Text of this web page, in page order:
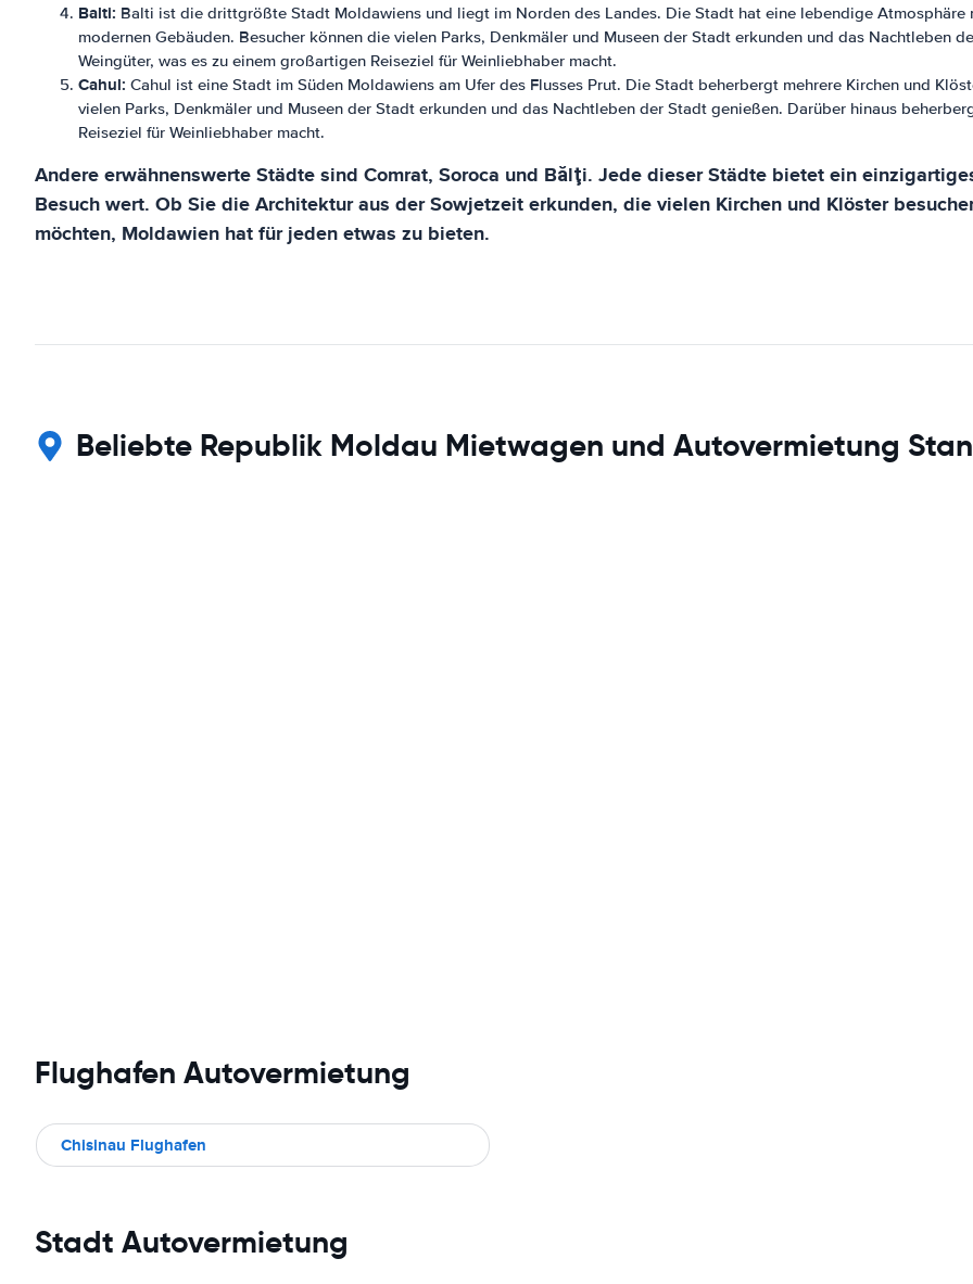
Balti: Balti ist die drittgrößte Stadt Moldawiens und liegt im Norden des Landes. Die Stadt hat eine lebendige Atmosphäre
modernen Gebäuden. Besucher können die vielen Parks, Denkmäler und Museen der Stadt erkunden und das Nachtleben
Weingüter, was es zu einem großartigen Reiseziel für Weinliebhaber macht.
Cahul: Cahul ist eine Stadt im Süden Moldawiens am Ufer des Flusses Prut. Die Stadt beherbergt mehrere Kirchen und
vielen Parks, Denkmäler und Museen der Stadt erkunden und das Nachtleben der Stadt genießen. Darüber hinaus
Reiseziel für Weinliebhaber macht.
Andere erwähnenswerte Städte sind Comrat, Soroca und Bălţi. Jede dieser Städte bietet ein
Besuch wert. Ob Sie die Architektur aus der Sowjetzeit erkunden, die vielen Kirchen und Klöster
möchten, Moldawien hat für jeden etwas zu bieten.
Beliebte Republik Moldau Mietwagen und Autovermietung
Flughafen Autovermietung
Chisinau Flughafen
Stadt Autovermietung